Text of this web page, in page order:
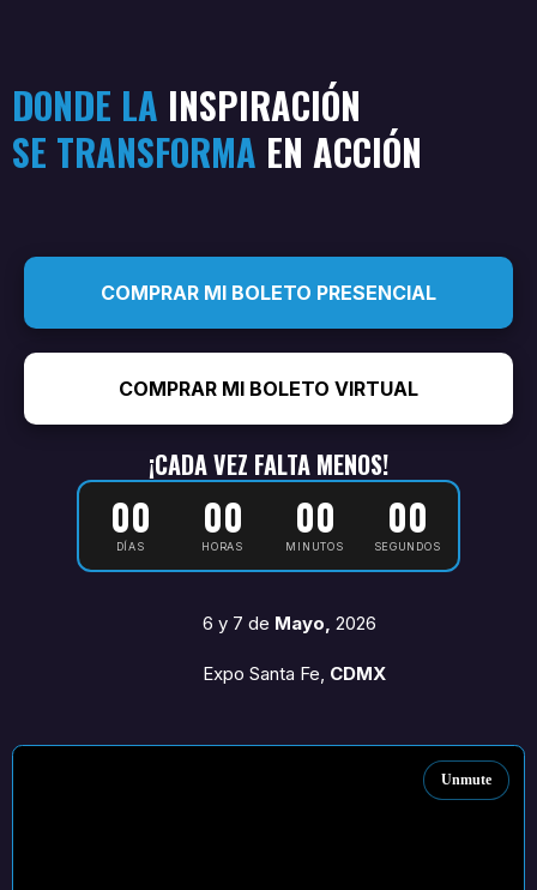
DONDE LA INSPIRACIÓN
SE TRANSFORMA EN ACCIÓN
COMPRAR MI BOLETO PRESENCIAL
COMPRAR MI BOLETO VIRTUAL
¡CADA VEZ FALTA MENOS!
00
DÍAS
00
HORAS
00
MINUTOS
00
SEGUNDOS
6 y 7 de Mayo, 2026
Expo Santa Fe, CDMX
Unmute